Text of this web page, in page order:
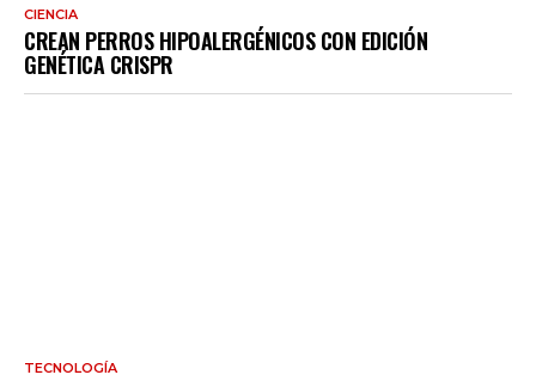
CIENCIA
CREAN PERROS HIPOALERGÉNICOS CON EDICIÓN
GENÉTICA CRISPR
TECNOLOGÍA